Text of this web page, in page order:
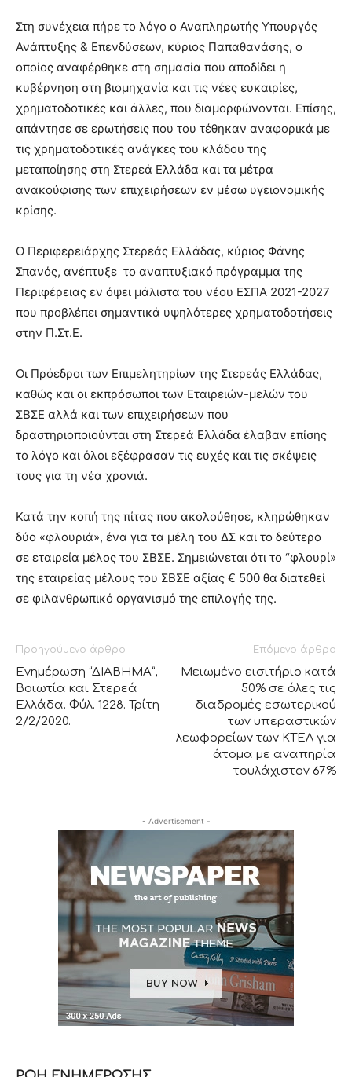
Στη συνέχεια πήρε το λόγο ο Αναπληρωτής Υπουργός
Ανάπτυξης & Επενδύσεων, κύριος Παπαθανάσης, ο
οποίος αναφέρθηκε στη σημασία που αποδίδει η
κυβέρνηση στη βιομηχανία και τις νέες ευκαιρίες,
χρηματοδοτικές και άλλες, που διαμορφώνονται. Επίσης,
απάντησε σε ερωτήσεις που του τέθηκαν αναφορικά με
τις χρηματοδοτικές ανάγκες του κλάδου της
μεταποίησης στη Στερεά Ελλάδα και τα μέτρα
ανακούφισης των επιχειρήσεων εν μέσω υγειονομικής
κρίσης.
Ο Περιφερειάρχης Στερεάς Ελλάδας, κύριος Φάνης
Σπανός, ανέπτυξε το αναπτυξιακό πρόγραμμα της
Περιφέρειας εν όψει μάλιστα του νέου ΕΣΠΑ 2021-2027
που προβλέπει σημαντικά υψηλότερες χρηματοδοτήσεις
στην Π.Στ.Ε.
Οι Πρόεδροι των Επιμελητηρίων της Στερεάς Ελλάδας,
καθώς και οι εκπρόσωποι των Εταιρειών-μελών του
ΣΒΣΕ αλλά και των επιχειρήσεων που
δραστηριοποιούνται στη Στερεά Ελλάδα έλαβαν επίσης
το λόγο και όλοι εξέφρασαν τις ευχές και τις σκέψεις
τους για τη νέα χρονιά.
Κατά την κοπή της πίτας που ακολούθησε, κληρώθηκαν
δύο «φλουριά», ένα για τα μέλη του ΔΣ και το δεύτερο
σε εταιρεία μέλος του ΣΒΣΕ. Σημειώνεται ότι το “φλουρί»
της εταιρείας μέλους του ΣΒΣΕ αξίας € 500 θα διατεθεί
σε φιλανθρωπικό οργανισμό της επιλογής της.
Προηγούμενο άρθρο
Ενημέρωση “ΔΙΑΒΗΜΑ”,
Βοιωτία και Στερεά
Ελλάδα. Φύλ. 1228. Τρίτη
2/2/2020.
Επόμενο άρθρο
Μειωμένο εισιτήριο κατά
50% σε όλες τις
διαδρομές εσωτερικού
των υπεραστικών
λεωφορείων των ΚΤΕΛ για
άτομα με αναπηρία
τουλάχιστον 67%
- Advertisement -